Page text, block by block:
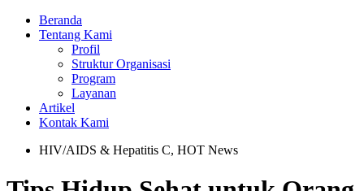
Beranda
Tentang Kami
Profil
Struktur Organisasi
Program
Layanan
Artikel
Kontak Kami
HIV/AIDS & Hepatitis C, HOT News